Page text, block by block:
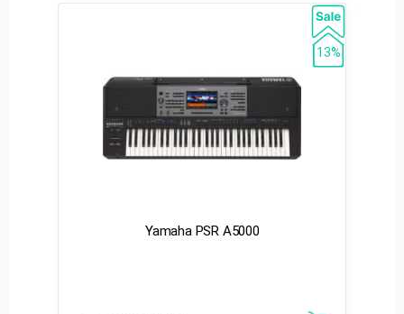
13%
Yamaha PSR A5000